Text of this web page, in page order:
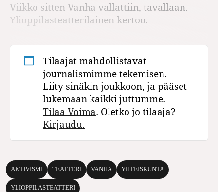
Viikko sitten Vanha vallattiin, tavallaan.
Ylioppilasteatterilainen kertoo.
Tilaajat mahdollistavat
journalismimme tekemisen.
Liity sinäkin joukkoon, ja pääset
lukemaan kaikki juttumme.
Tilaa Voima. Oletko jo tilaaja?
Kirjaudu.
AKTIVISMI TEATTERI VANHA YHTEISKUNTA
YLIOPPILASTEATTERI